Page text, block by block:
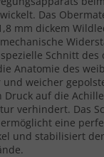
Das
mm dickem
Schnitt des
Anatomie des
weicher
Druck auf die
verhindert. Das
eine
und stabilisiert